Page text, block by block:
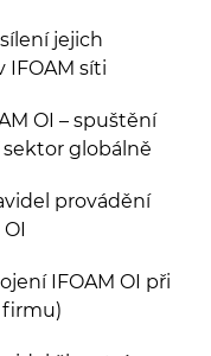
jejich
IFOAM síti
OI – spuštění
globálně
provádění
IFOAM OI při
firmu)